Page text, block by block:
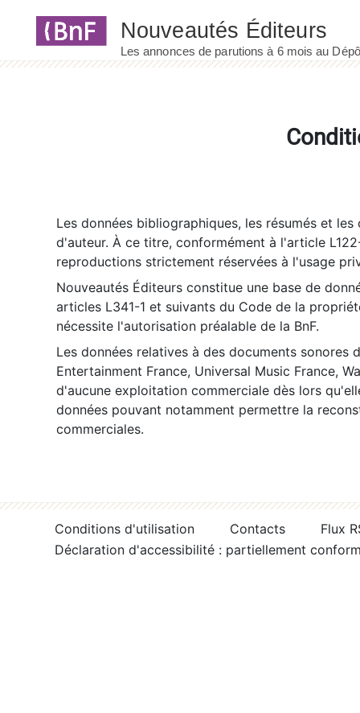
Les données bibliographiques, les résumés et
d'auteur. À ce titre, conformément à l'article
reproductions strictement réservées à l'usage
Nouveautés Éditeurs constitue une base de
articles L341-1 et suivants du Code de la
nécessite l'autorisation préalable de la BnF.
Les données relatives à des documents sonores
Entertainment France, Universal Music France,
d'aucune exploitation commerciale dès lors
données pouvant notamment permettre la
commerciales.
Conditions d'utilisation Contacts
Flux
Déclaration d'accessibilité : partiellement